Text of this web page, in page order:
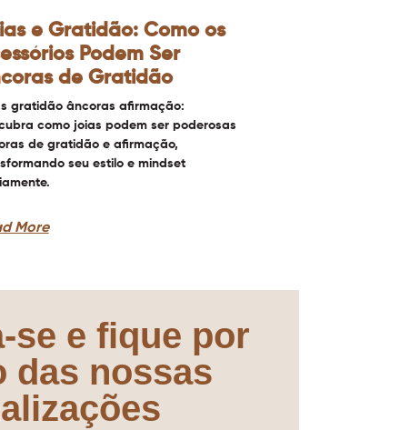
e Gratidão: Como os
Podem Ser
de Gratidão
gratidão âncoras afirmação:
como joias podem ser poderosas
de gratidão e afirmação,
seu estilo e mindset
More
se e fique por
das nossas